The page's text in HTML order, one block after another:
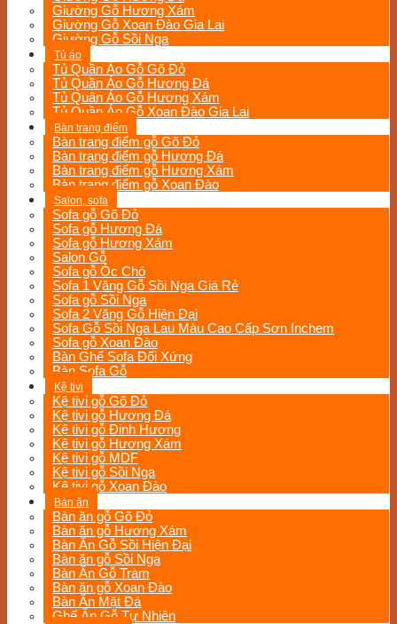
Giường Gỗ Hương Xám
Giường Gỗ Xoan Đào Gia Lai
Giường Gỗ Sồi Nga
Tủ áo
Tủ Quần Áo Gỗ Gõ Đỏ
Tủ Quần Áo Gỗ Hương Đá
Tủ Quân Áo Gỗ Hương Xám
Tủ Quần Áo Gỗ Xoan Đào Gia Lai
Bàn trang điểm
Bàn trang điểm gỗ Gõ Đỏ
Bàn trang điểm gỗ Hương Đá
Bàn trang điểm gỗ Hương Xám
Bàn trang điểm gỗ Xoan Đào
Salon, sofa
Sofa gỗ Gõ Đỏ
Sofa gỗ Hương Đá
Sofa gỗ Hương Xám
Salon Gỗ
Sofa gỗ Óc Chó
Sofa 1 Văng Gỗ Sồi Nga Giá Rẻ
Sofa gỗ Sồi Nga
Sofa 2 Văng Gỗ Hiện Đại
Sofa Gỗ Sồi Nga Lau Màu Cao Cấp Sơn Inchem
Sofa gỗ Xoan Đào
Bàn Ghế Sofa Đối Xứng
Bàn Sofa Gỗ
Kệ tivi
Kệ tivi gỗ Gõ Đỏ
Kệ tivi gỗ Hương Đá
Kệ tivi gỗ Đinh Hương
Kệ tivi gỗ Hương Xám
Kệ tivi gỗ MDF
Kệ tivi gỗ Sồi Nga
Kệ tivi gỗ Xoan Đào
Bàn ăn
Bàn ăn gỗ Gõ Đỏ
Bàn ăn gỗ Hương Xám
Bàn Ăn Gỗ Sồi Hiện Đại
Bàn ăn gỗ Sồi Nga
Bàn Ăn Gỗ Tràm
Bàn ăn gỗ Xoan Đào
Bàn Ăn Mặt Đá
Ghế Ăn Gỗ Tự Nhiên